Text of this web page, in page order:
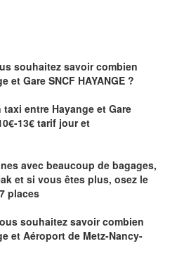
souhaitez savoircombien
et Gare SNCF HAYANGE ?
entre Hayange et Gare
13€ tarif jour et
avec beaucoup de bagages,
et si vous êtes plus, osez le
places
souhaitez savoircombien
et Aéroport de Metz-Nancy-